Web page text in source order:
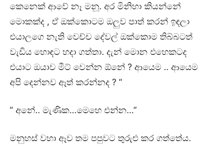
කෙනෙක් ආවේ නෑ මනූ. අර මිනිහා කියන්නේ
මොකක්ද , ඒ ඔක්කොටම ඔලුව පාත් කරන් ඉඳලා
එයාලගෙ නැති වෙච්ච දේවල් ඔක්කොම තිබ්බටත්
වැඩිය හොඳට හදා ගත්තා. දැන් මොන එහෙකටද
එයාට ඔයාව මීට් වෙන්න ඕනේ ? ආයෙම .. ආයෙම
අපි දෙන්නව ඈත් කරන්නද ? “
” අනේ.. මැණික…මෙහෙ එන්න…”
මනුහස් වහා ඈව තම පපුවට තුරුළු කර ගත්තේය.